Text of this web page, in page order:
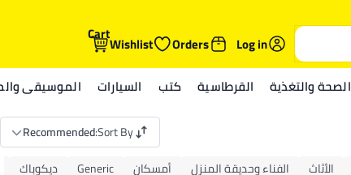
Log in
Orders
Wishlist
Cart
الصحة والتغذية القرطاسية كتب السيارات الموسيقى
Sort By
:
Recommended
الأثاث الفناء وحديقة المنزل أمسكان Generic ديكوباك